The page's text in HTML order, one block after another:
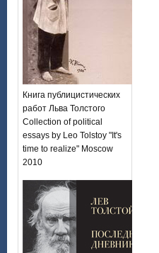
Книга публицистических
работ Льва Толстого
Collection of political
essays by Leo Tolstoy "It's
time to realize" Moscow
2010